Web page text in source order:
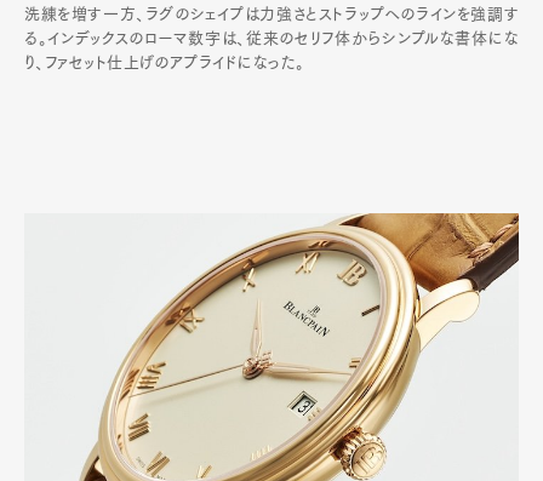
洗練を増す一方、ラグのシェイプは力強さとストラップへのラインを強調す
る。インデックスのローマ数字は、従来のセリフ体からシンプルな書体にな
り、ファセット仕上げのアプライドになった。